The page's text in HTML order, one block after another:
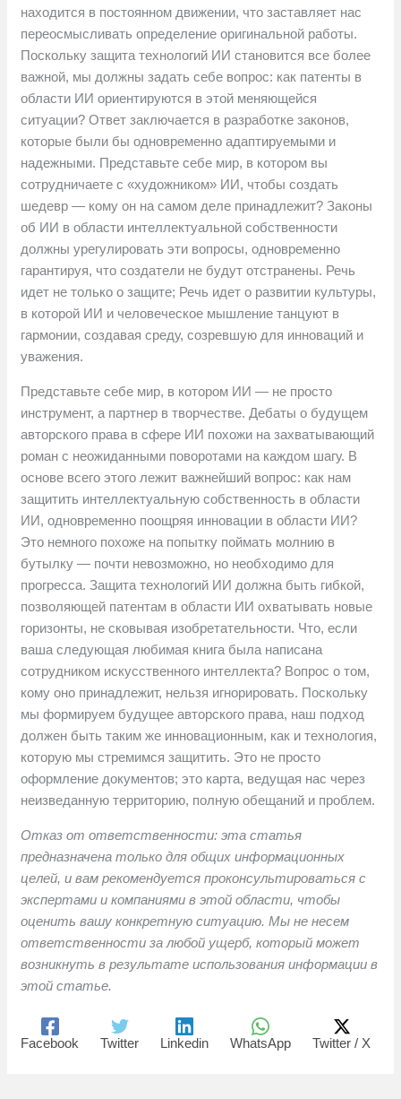
находится в постоянном движении, что заставляет нас
переосмысливать определение оригинальной работы.
Поскольку защита технологий ИИ становится все более
важной, мы должны задать себе вопрос: как патенты в
области ИИ ориентируются в этой меняющейся
ситуации? Ответ заключается в разработке законов,
которые были бы одновременно адаптируемыми и
надежными. Представьте себе мир, в котором вы
сотрудничаете с «художником» ИИ, чтобы создать
шедевр — кому он на самом деле принадлежит? Законы
об ИИ в области интеллектуальной собственности
должны урегулировать эти вопросы, одновременно
гарантируя, что создатели не будут отстранены. Речь
идет не только о защите; Речь идет о развитии культуры,
в которой ИИ и человеческое мышление танцуют в
гармонии, создавая среду, созревшую для инноваций и
уважения.
Представьте себе мир, в котором ИИ — не просто
инструмент, а партнер в творчестве. Дебаты о будущем
авторского права в сфере ИИ похожи на захватывающий
роман с неожиданными поворотами на каждом шагу. В
основе всего этого лежит важнейший вопрос: как нам
защитить интеллектуальную собственность в области
ИИ, одновременно поощряя инновации в области ИИ?
Это немного похоже на попытку поймать молнию в
бутылку — почти невозможно, но необходимо для
прогресса. Защита технологий ИИ должна быть гибкой,
позволяющей патентам в области ИИ охватывать новые
горизонты, не сковывая изобретательности. Что, если
ваша следующая любимая книга была написана
сотрудником искусственного интеллекта? Вопрос о том,
кому оно принадлежит, нельзя игнорировать. Поскольку
мы формируем будущее авторского права, наш подход
должен быть таким же инновационным, как и технология,
которую мы стремимся защитить. Это не просто
оформление документов; это карта, ведущая нас через
неизведанную территорию, полную обещаний и проблем.
Отказ от ответственности: эта статья
предназначена только для общих информационных
целей, и вам рекомендуется проконсультироваться с
экспертами и компаниями в этой области, чтобы
оценить вашу конкретную ситуацию. Мы не несем
ответственности за любой ущерб, который может
возникнуть в результате использования информации в
этой статье.
Facebook Twitter Linkedin WhatsApp Twitter / X